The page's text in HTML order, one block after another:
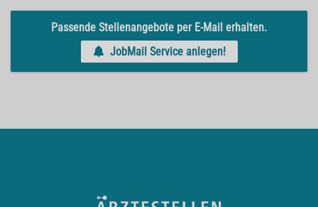
Passende Stellenangebote per E-Mail erhalten.
JobMail Service anlegen!